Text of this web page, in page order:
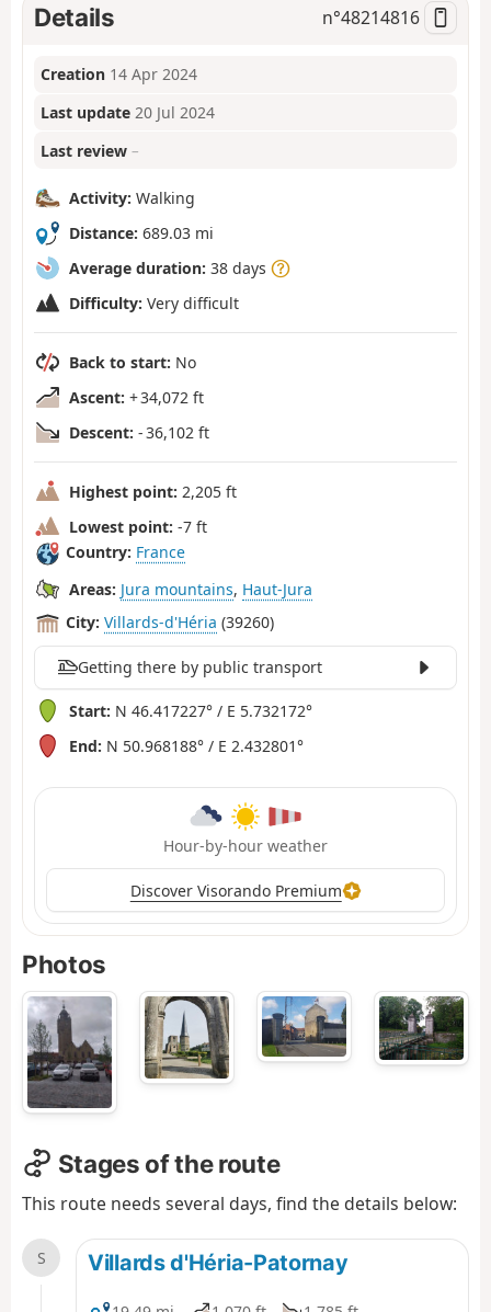
Details n°48214816
Creation 14 Apr 2024
Last update 20 Jul 2024
Last review –
Activity: Walking
Distance: 689.03 mi
Average duration: 38 days
Difficulty: Very difficult
Back to start: No
Ascent: + 34,072 ft
Descent: - 36,102 ft
Highest point: 2,205 ft
Lowest point: -7 ft
Country: France
Areas: Jura mountains, Haut-Jura
City: Villards-d'Héria (39260)
Getting there by public transport
Start: N 46.417227° / E 5.732172°
End: N 50.968188° / E 2.432801°
Hour-by-hour weather
Discover Visorando Premium
Photos
Stages of the route
This route needs several days, find the details below:
S Villards d'Héria-Patornay